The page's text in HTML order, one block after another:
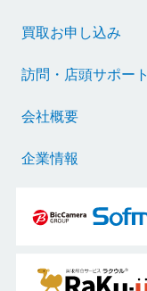
買取お申し込み
訪問・店頭サポート
会社概要
企業情報